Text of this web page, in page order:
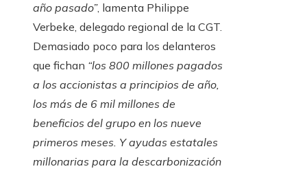
año pasado”, lamenta Philippe
Verbeke, delegado regional de la CGT.
Demasiado poco para los delanteros
que fichan “los 800 millones pagados
a los accionistas a principios de año,
los más de 6 mil millones de
beneficios del grupo en los nueve
primeros meses. Y ayudas estatales
millonarias para la descarbonización